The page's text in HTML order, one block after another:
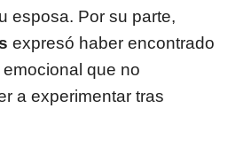
esposa. Por su parte,
expresó haber encontrado
que no
a experimentar tras